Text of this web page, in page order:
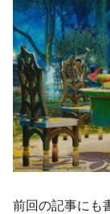
前回の記事にも